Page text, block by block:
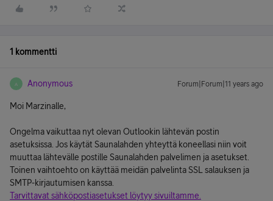
1 kommentti
A Anonymous Forum|Forum|11 years ago
Moi Marzinalle,
Ongelma vaikuttaa nyt olevan Outlookin lähtevän postin
asetuksissa. Jos käytät Saunalahden yhteyttä koneellasi niin voit
muuttaa lähtevälle postille Saunalahden palvelimen ja asetukset.
Toinen vaihtoehto on käyttää meidän palvelinta SSL salauksen ja
SMTP-kirjautumisen kanssa.
Tarvittavat sähköpostiasetukset löytyy sivuiltamme.